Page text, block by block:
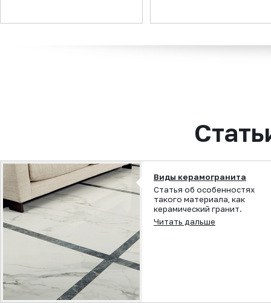
Виды керамогранита
Статья об особенностях
такого материала, как
керамический гранит.
Читать дальше